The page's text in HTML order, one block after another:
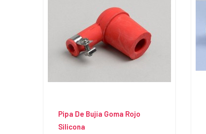
Pipa De Bujía Goma Rojo
Silicona